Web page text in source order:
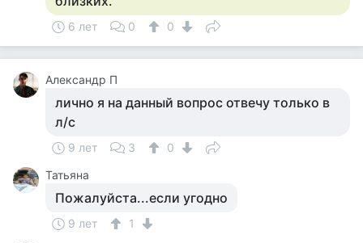
6 лет 0 0
Александр П
лично я на данный вопрос отвечу только в
л/с
9 лет 3
0
Татьяна
Пожалуйста...если угодно
9 лет
1